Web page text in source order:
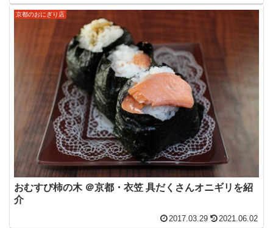
京都のおにぎり店
おむすび柿の木 ＠京都・衣笠 具だくさんオニギリを紹
介
2017.03.29 2021.06.02